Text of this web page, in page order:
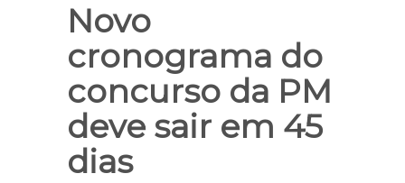
Novo
cronograma do
concurso da PM
deve sair em 45
dias